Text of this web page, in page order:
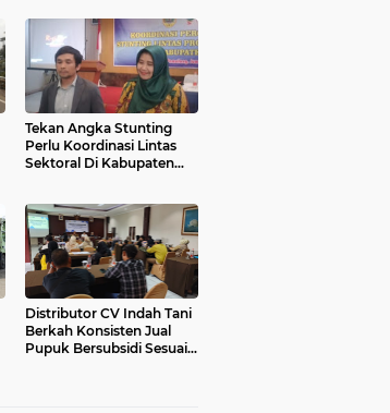
Tekan Angka Stunting
Perlu Koordinasi Lintas
Sektoral Di Kabupaten
Distributor CV Indah Tani
Berkah Konsisten Jual
Pupuk Bersubsidi Sesuai